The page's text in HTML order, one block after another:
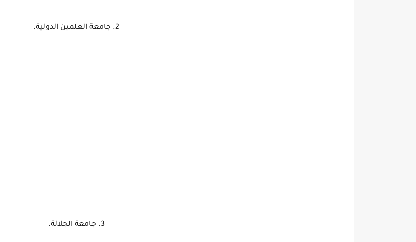
2. جامعة العلمين الدولية.
3. جامعة الجلالة.